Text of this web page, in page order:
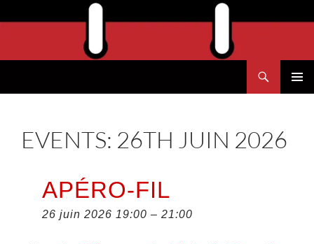
au
EVENTS: 26TH JUIN 2026
APÉRO-FIL
26 juin 2026 19:00 – 21:00